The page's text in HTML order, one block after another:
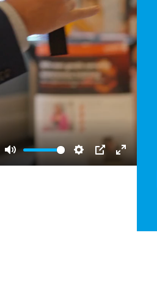
Mute Settings
PIP Enter